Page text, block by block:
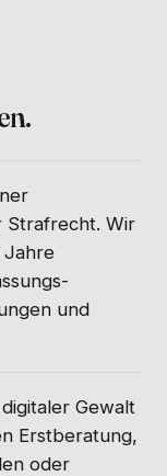
Strafrecht. Wir
Jahre
und
Gewalt
Erstberatung,
oder